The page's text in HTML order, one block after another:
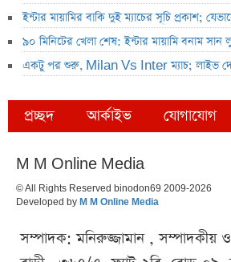
ইন্টার মায়ামির বাকি দুই ম্যাচের সূচি প্রকাশ;
৯০ মিনিটের খেলা শেষ: ইন্টার মায়ামি বনাম
একটু পর শুরু, Milan Vs Inter ম্যাচ; লাইভ
প্রচ্ছদ আর্কাইভ যোগাযোগ
M M Online Media
© All Rights Reserved binodon69 2009-2026
Developed by M M Online Media
সম্পাদক: মনিরুজ্জামান , সম্পাদকীয় ও